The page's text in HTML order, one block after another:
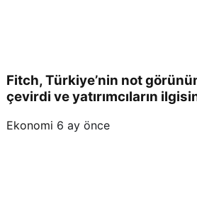
Fitch, Türkiye’nin not
çevirdi ve yatırımcıların
Ekonomi 6 ay önce